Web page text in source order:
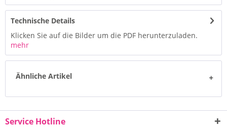
Technische Details
Klicken Sie auf die Bilder um die PDF herunterzuladen.
mehr
Ähnliche Artikel
Service Hotline